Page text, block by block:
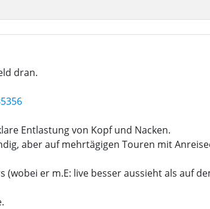
dran.
Entlastung von Kopf und Nacken.
aber auf mehrtägigen Touren mit
er m.E: live besser aussieht als auf